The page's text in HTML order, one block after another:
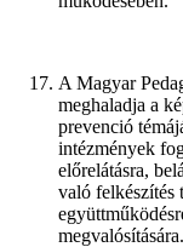
A Magyar
meghaladja a
prevenció
intézmények
előrelátásra,
való felkészítés
megvalósítására.